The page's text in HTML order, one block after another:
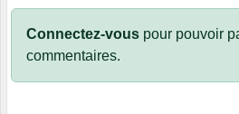
Connectez-vous pour pouvoir
commentaires.